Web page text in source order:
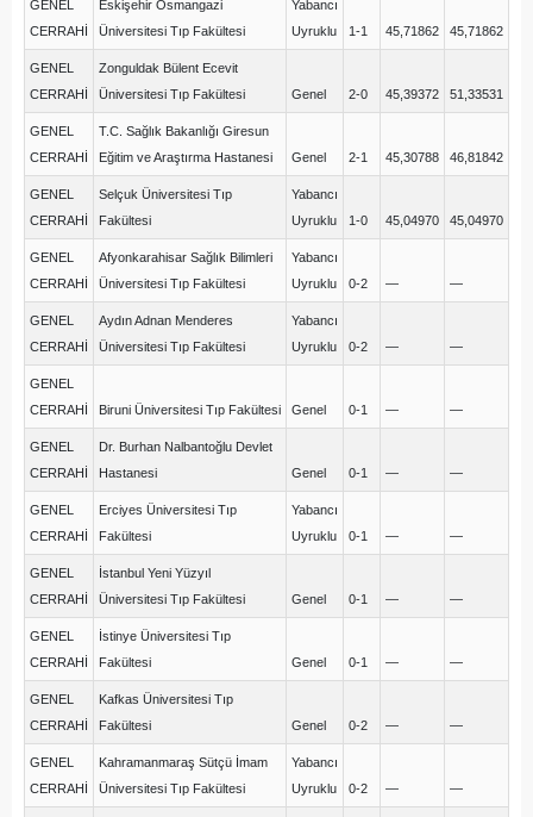
GENEL
CERRAHİ
Eskişehir Osmangazi
Üniversitesi Tıp Fakültesi
Yabancı
Uyruklu
1-1 45,71862 45,71862
GENEL
CERRAHİ
Zonguldak Bülent Ecevit
Üniversitesi Tıp Fakültesi
Genel 2-0 45,39372 51,33531
GENEL
CERRAHİ
T.C. Sağlık Bakanlığı Giresun
Eğitim ve Araştırma Hastanesi
Genel 2-1 45,30788 46,81842
GENEL
CERRAHİ
Selçuk Üniversitesi Tıp
Fakültesi
Yabancı
Uyruklu
1-0 45,04970 45,04970
GENEL
CERRAHİ
Afyonkarahisar Sağlık Bilimleri
Üniversitesi Tıp Fakültesi
Yabancı
Uyruklu
0-2 — —
GENEL
CERRAHİ
Aydın Adnan Menderes
Üniversitesi Tıp Fakültesi
Yabancı
Uyruklu
0-2 — —
GENEL
CERRAHİ
Biruni Üniversitesi Tıp Fakültesi Genel 0-1 — —
GENEL
CERRAHİ
Dr. Burhan Nalbantoğlu Devlet
Hastanesi
Genel 0-1 — —
GENEL
CERRAHİ
Erciyes Üniversitesi Tıp
Fakültesi
Yabancı
Uyruklu
0-1 — —
GENEL
CERRAHİ
İstanbul Yeni Yüzyıl
Üniversitesi Tıp Fakültesi
Genel 0-1 — —
GENEL
CERRAHİ
İstinye Üniversitesi Tıp
Fakültesi
Genel 0-1 — —
GENEL
CERRAHİ
Kafkas Üniversitesi Tıp
Fakültesi
Genel 0-2 — —
GENEL
CERRAHİ
Kahramanmaraş Sütçü İmam
Üniversitesi Tıp Fakültesi
Yabancı
Uyruklu
0-2 — —